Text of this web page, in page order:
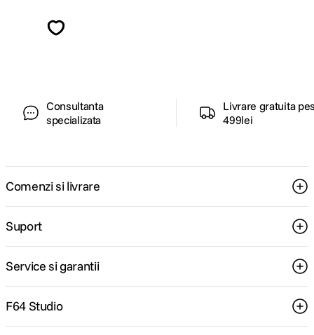
Consultanta
specializata
Livrare gratuita
499lei
Comenzi si livrare
Suport
Service si garantii
F64 Studio